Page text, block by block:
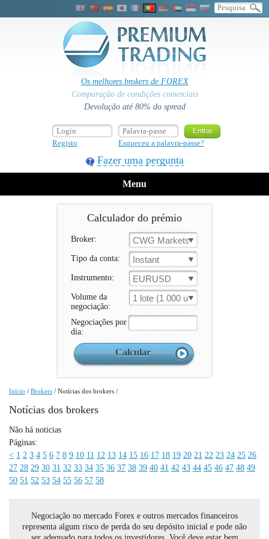
Os melhores brokers de FOREX
Comparação de condições comerciais
Devolução até 80% do spread
Registo Esqueceu a palavra-passe?
Fazer uma pergunta
Menu
Calculador do prémio
Broker: CWG Markets
Tipo da conta: Instant
Instrumento: EURUSD
Volume da
negociação:
1 lote (1 000 un.)
Negociações por
dia:
Início / Brokers / Notícias dos brokers /
Notícias dos brokers
Não há noticias
Páginas:
< 1 2 3 4 5 6 7 8 9 10 11 12 13 14 15 16 17 18 19 20 21 22 23 24 25 26
27 28 29 30 31 32 33 34 35 36 37 38 39 40 41 42 43 44 45 46 47 48 49
50 51 52 53 54 55 56 57 58
Negociação no mercado Forex e outros mercados financeiros
representa algum risco de perda do seu depósito inicial e pode não